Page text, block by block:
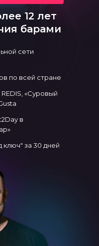
12 лет
барами
сети
по всей стране
в
«Суровый
за 30 дней